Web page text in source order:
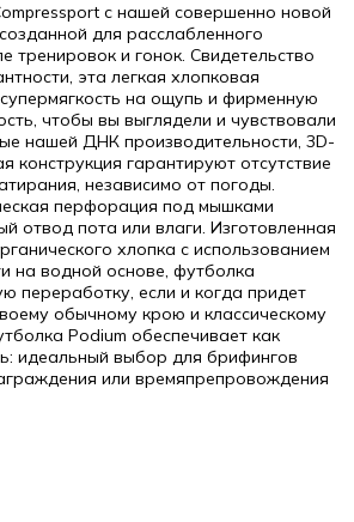
с нашей совершенно новой
для расслабленного
тренировок и гонок. Свидетельство
эта легкая хлопковая
на ощупь и фирменную
чтобы вы выглядели и чувствовали
нашей ДНК производительности, 3D-
конструкция гарантируют отсутствие
независимо от погоды.
перфорация под мышками
отвод пота или влаги. Изготовленная
хлопка с использованием
на водной основе, футболка
переработку, если и когда придет
обычному крою и классическому
Podium обеспечивает как
идеальный выбор для брифингов
или времяпрепровождения